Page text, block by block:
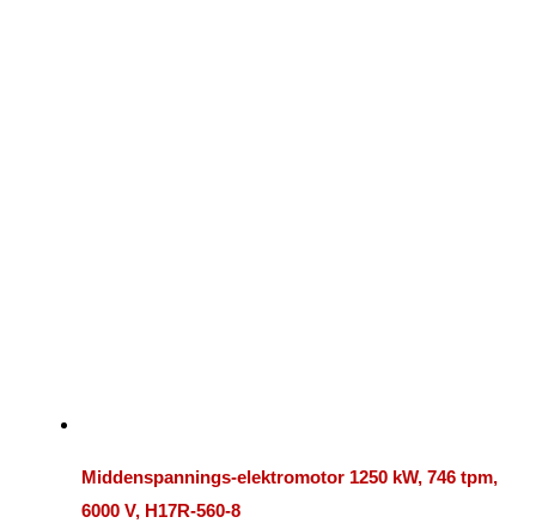
Middenspannings-elektromotor 1250 kW, 746 tpm,
6000 V, H17R-560-8